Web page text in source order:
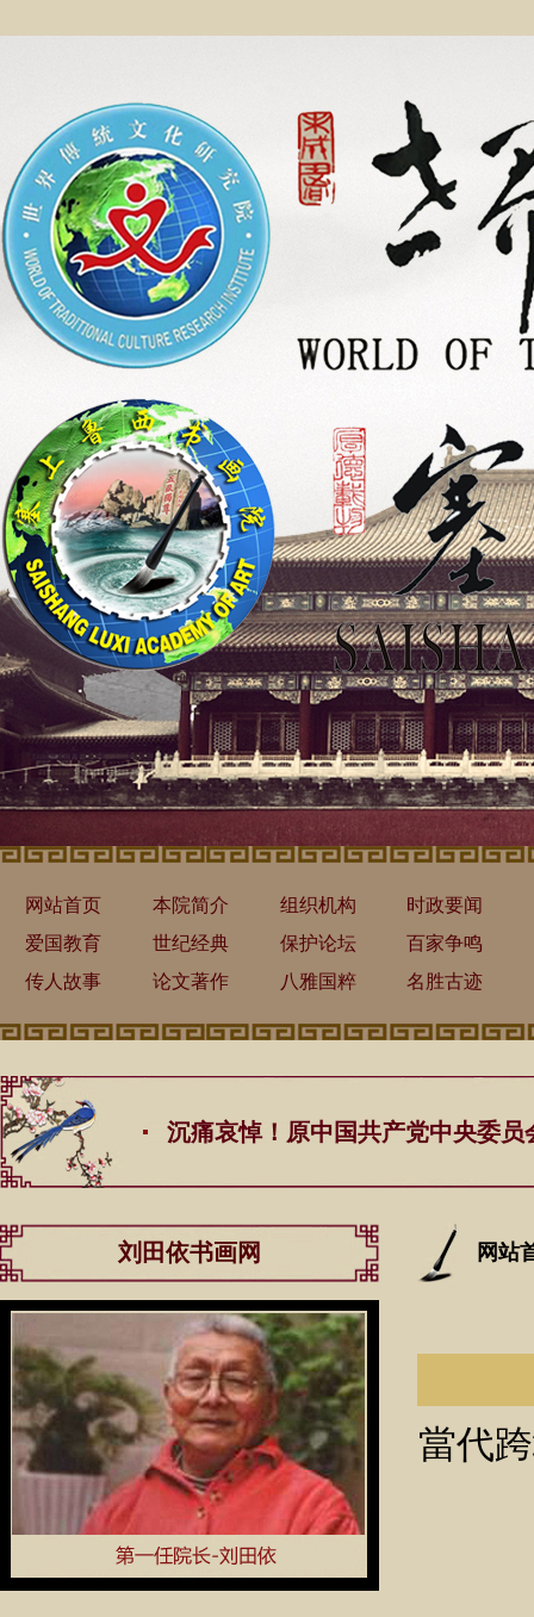
网站首页 本院简介 组织机构 时政要闻
爱国教育
世纪经典 保护论坛 百家争鸣
传人故事
论文著作 八雅国粹 名胜古迹
沉痛哀悼！原中国共产党中央委
刘田依书画网 网站
當代